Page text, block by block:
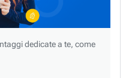
dedicate a te, come